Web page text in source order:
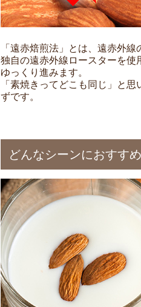
「遠赤焙煎法」とは、遠赤外
独自の遠赤外線ロースターを使
ゆっくり進みます。
「素焼きってどこも同じ」と
ずです。
どんなシーンにおすす